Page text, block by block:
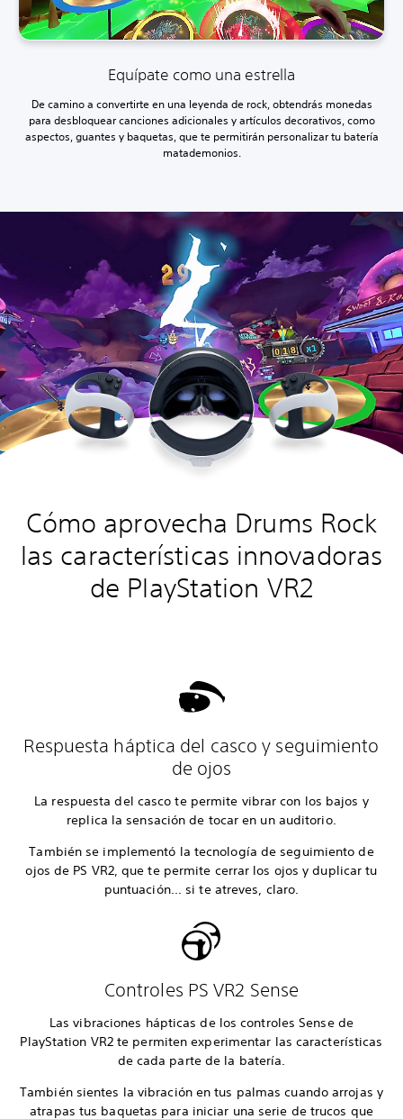
Equípate como una estrella
De camino a convertirte en una leyenda de rock, obtendrás monedas
para desbloquear canciones adicionales y artículos decorativos, como
aspectos, guantes y baquetas, que te permitirán personalizar tu batería
matademonios.
Cómo aprovecha Drums Rock
las características innovadoras
de PlayStation VR2
Respuesta háptica del casco y seguimiento
de ojos
La respuesta del casco te permite vibrar con los bajos y
replica la sensación de tocar en un auditorio.
También se implementó la tecnología de seguimiento de
ojos de PS VR2, que te permite cerrar los ojos y duplicar tu
puntuación... si te atreves, claro.
Controles PS VR2 Sense
Las vibraciones hápticas de los controles Sense de
PlayStation VR2 te permiten experimentar las características
de cada parte de la batería.
También sientes la vibración en tus palmas cuando arrojas y
atrapas tus baquetas para iniciar una serie de trucos que